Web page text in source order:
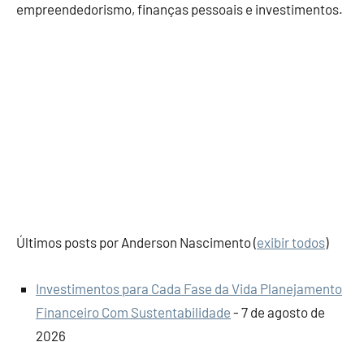
empreendedorismo, finanças pessoais e investimentos.
Últimos posts por Anderson Nascimento(exibir todos)
Investimentos para Cada Fase da Vida Planejamento
Financeiro Com Sustentabilidade - 7 de agosto de
2026